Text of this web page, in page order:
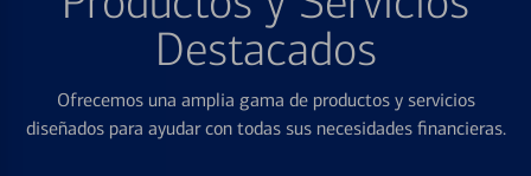
Destacados
Ofrecemos una amplia gama de productos y servicios
diseñados para ayudar con todas sus necesidades financieras.